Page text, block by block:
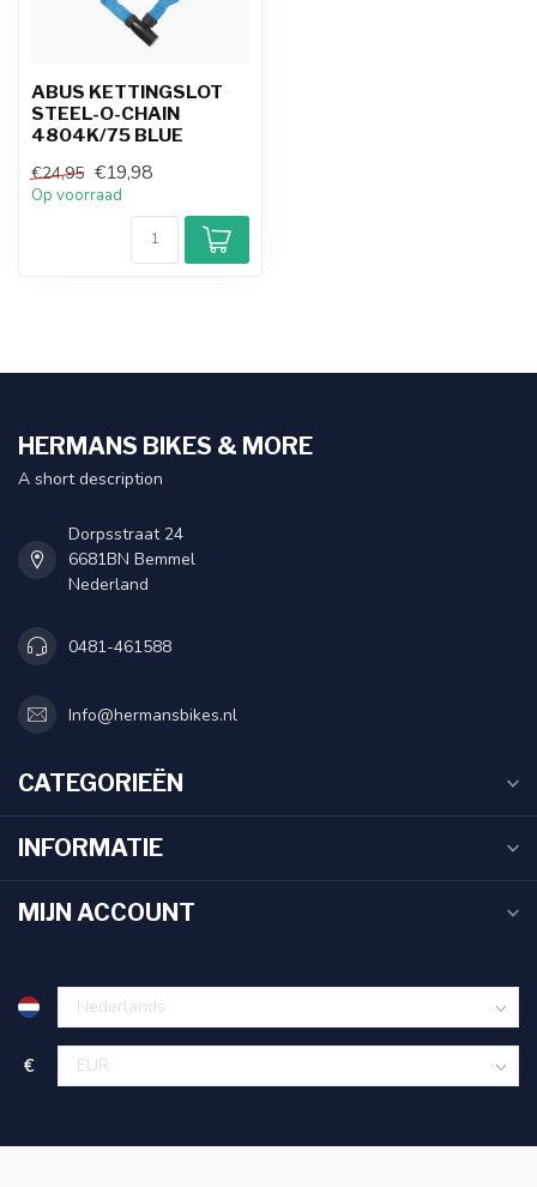
ABUS KETTINGSLOT
STEEL-O-CHAIN
4804K/75 BLUE
€24,95 €19,98
Op voorraad
HERMANS BIKES & MORE
A short description
Dorpsstraat 24
6681BN Bemmel
Nederland
0481-461588
Info@hermansbikes.nl
CATEGORIEËN
INFORMATIE
MIJN ACCOUNT
€